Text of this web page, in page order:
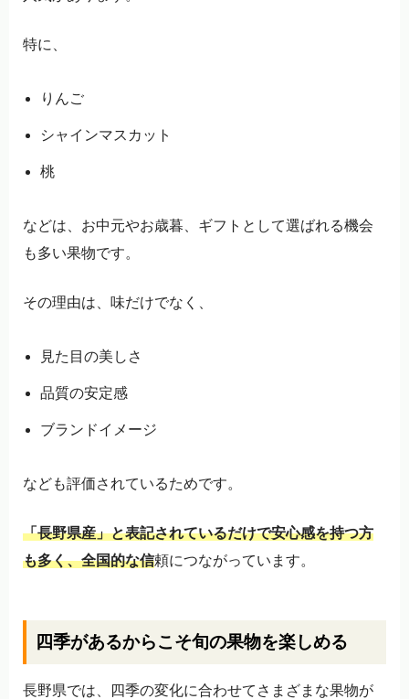
特に、
りんご
シャインマスカット
桃
などは、お中元やお歳暮、ギフトとして選ばれる機会
も多い果物です。
その理由は、味だけでなく、
見た目の美しさ
品質の安定感
ブランドイメージ
なども評価されているためです。
「長野県産」と表記されているだけで安心感を持つ方
も多く、全国的な信頼につながっています。
四季があるからこそ旬の果物を楽しめる
長野県では、四季の変化に合わせてさまざまな果物が